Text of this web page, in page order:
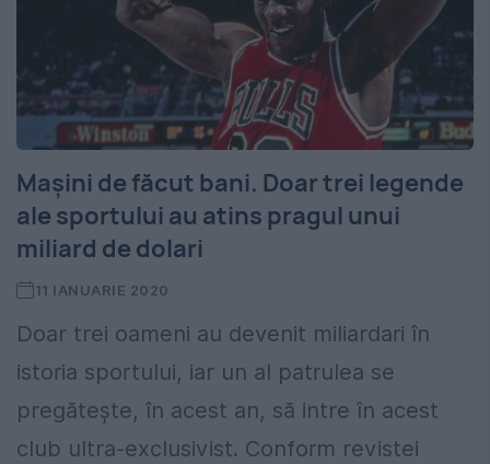
Mașini de făcut bani. Doar trei legende
ale sportului au atins pragul unui
miliard de dolari
11 IANUARIE 2020
Doar trei oameni au devenit miliardari în
istoria sportului, iar un al patrulea se
pregătește, în acest an, să intre în acest
club ultra-exclusivist. Conform revistei